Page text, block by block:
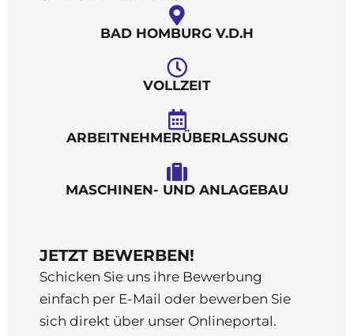
BAD HOMBURG V.D.H
VOLLZEIT
ARBEITNEHMERÜBERLASSUNG
MASCHINEN- UND ANLAGEBAU
JETZT BEWERBEN!
Schicken Sie uns ihre Bewerbung
einfach per E-Mail oder bewerben Sie
sich direkt über unser Onlineportal.